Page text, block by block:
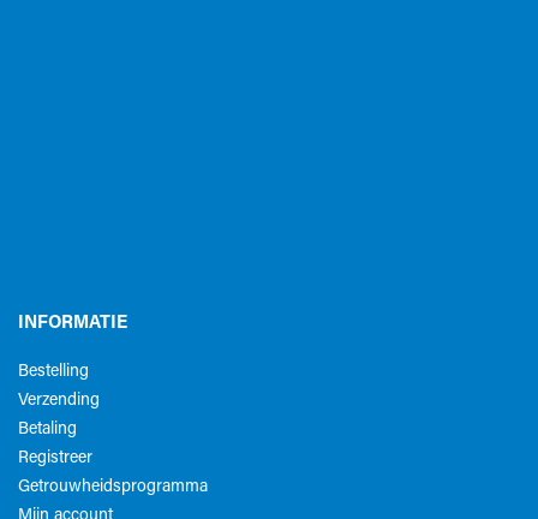
INFORMATIE
Bestelling
Verzending
Betaling
Registreer
Getrouwheidsprogramma